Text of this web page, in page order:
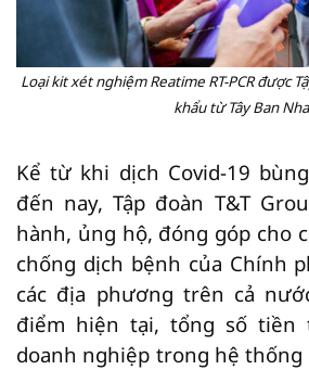
Loại kit xét nghiệm Reatime RT-PCR được
khẩu từ Tây Ban
Kể từ khi dịch Covid-19
đến nay, Tập đoàn T&T
hành, ủng hộ, đóng góp cho
chống dịch bệnh của Chính
các địa phương trên cả
điểm hiện tại, tổng số tiền
doanh nghiệp trong hệ thống